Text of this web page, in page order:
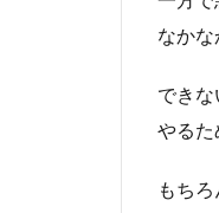
なかな
できな
やるた
もちろ